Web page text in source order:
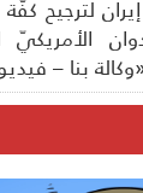
لترجيح كفَّة
بنا – فيديو»